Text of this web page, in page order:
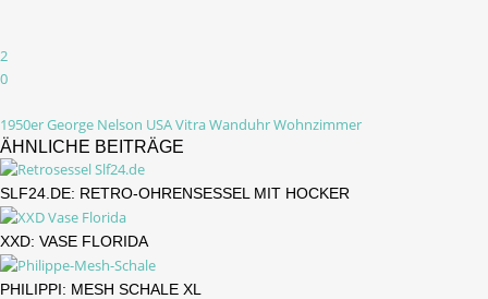
2
0
1950erGeorge Nelson USAVitraWanduhrWohnzimmer
ÄHNLICHE BEITRÄGE
SLF24.DE: RETRO-OHRENSESSEL MIT HOCKER
XXD: VASE FLORIDA
PHILIPPI: MESH SCHALE XL